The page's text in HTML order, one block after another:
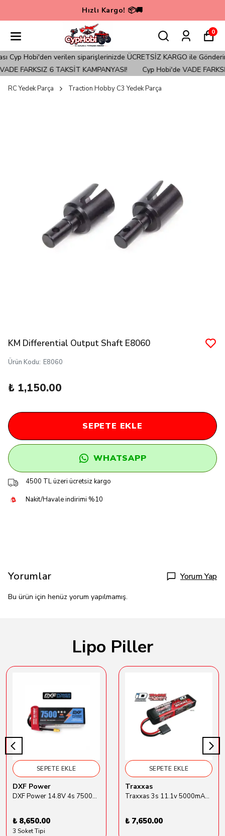
Hızlı Kargo! 📦🚚
0
Hobi'den verilen siparişlerinizde ÜCRETSİZ KARGO ile Gönderim
FARKSIZ 6 TAKSİT KAMPANYASI!
Cyp Hobi'de VADE
RC Yedek Parça Traction Hobby C3 Yedek Parça
KM Differential Output Shaft E8060
Ürün Kodu: E8060
₺ 1,150.00
SEPETE EKLE
WHATSAPP
4500 TL üzeri ücretsiz kargo
Nakit/Havale indirimi %10
Yorumlar Yorum Yap
Bu ürün için henüz yorum yapılmamış.
Lipo Piller
SEPETE EKLE
DXF Power
DXF Power 14.8V 4s 7500mAh 80C Hardcase Lipo Batarya
₺ 8,650.00
3 Soket Tipi
SEPETE EKLE
Traxxas
Traxxas 3s 11.1v 5000mAh Lipo Batarya (TRX 2872X)
₺ 7,650.00